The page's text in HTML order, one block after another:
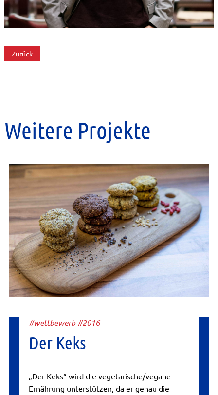
Zurück
Weitere Projekte
#wettbewerb #2016
Der Keks
„Der Keks“ wird die vegetarische/vegane
Ernährung unterstützen, da er genau die